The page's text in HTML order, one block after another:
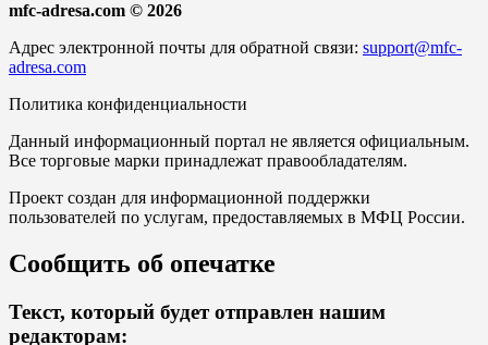
mfc-adresa.com © 2026
Адрес электронной почты для обратной связи: support@mfc-
adresa.com
Политика конфиденциальности
Данный информационный портал не является официальным.
Все торговые марки принадлежат правообладателям.
Проект создан для информационной поддержки
пользователей по услугам, предоставляемых в МФЦ России.
Сообщить об опечатке
Текст, который будет отправлен нашим
редакторам: